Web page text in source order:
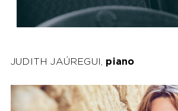
JUDITH JAÚREGUI, piano